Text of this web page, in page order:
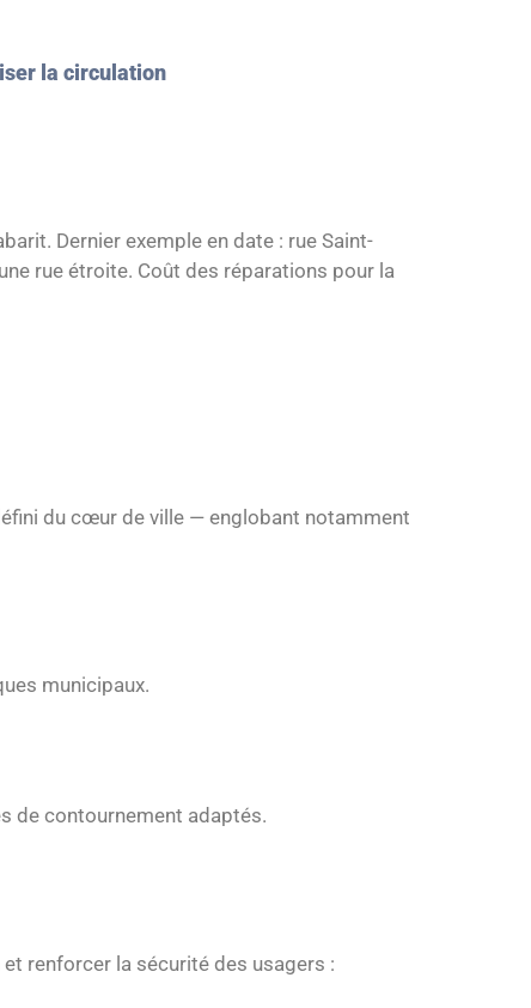
la circulation
Dernier exemple en date : rue Saint-
rue étroite. Coût des réparations pour la
du cœur de ville — englobant notamment
municipaux.
de contournement adaptés.
renforcer la sécurité des usagers :